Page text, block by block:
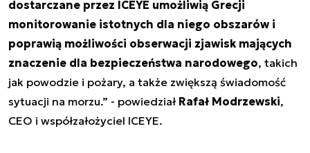
dostarczane przez ICEYE umożliwią Grecji
monitorowanie istotnych dla niego obszarów i
poprawią możliwości obserwacji zjawisk mających
znaczenie dla bezpieczeństwa narodowego, takich
jak powodzie i pożary, a także zwiększą świadomość
sytuacji na morzu.” - powiedział Rafał Modrzewski,
CEO i współzałożyciel ICEYE.